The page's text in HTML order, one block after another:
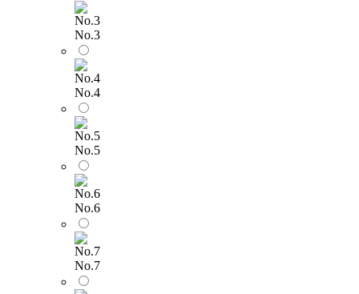
No.3
No.4
No.5
No.6
No.7